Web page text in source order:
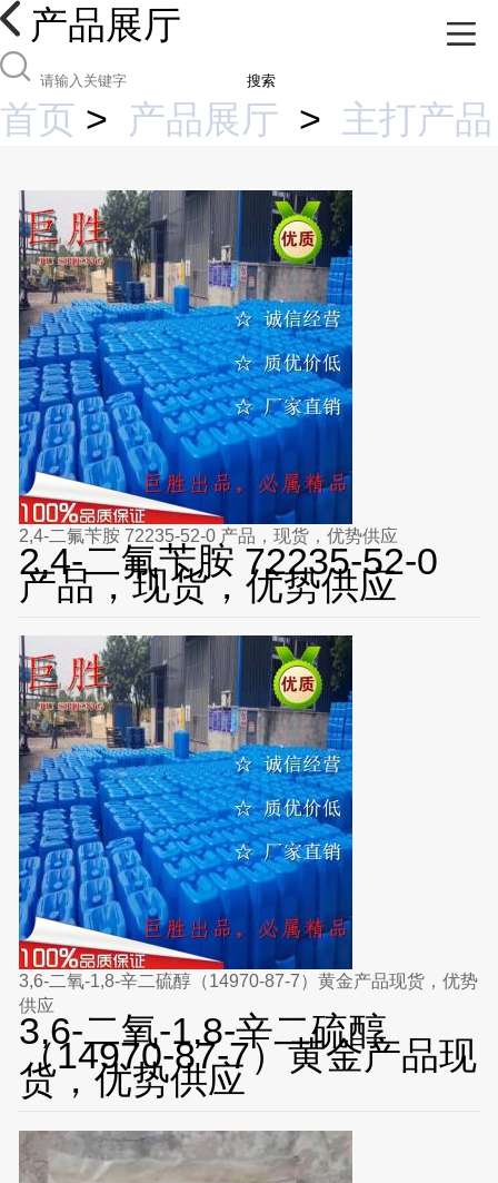
产品展厅
搜索
首页 > 产品展厅 > 主打产品
2,4-二氟苄胺 72235-52-0 产品，现货，优势供应
2,4-二氟苄胺 72235-52-0
产品，现货，优势供应
3,6-二氧-1,8-辛二硫醇（14970-87-7）黄金产品现货，优势
供应
3,6-二氧-1,8-辛二硫醇
（14970-87-7）黄金产品现
货，优势供应